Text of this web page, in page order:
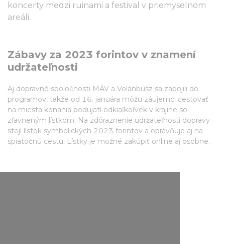
koncerty medzi ruinami a festival v priemyselnom
areáli.
Zábavy za 2023 forintov v znamení
udržateľnosti
Aj dopravné spoločnosti MÁV a Volánbusz sa zapojili do
programov, takže od 16. januára môžu záujemci cestovať
na miesta konania podujatí odkiaľkoľvek v krajine so
zľavneným lístkom. Na zdôraznenie udržateľnosti dopravy
stojí lístok symbolických 2023 forintov a oprávňuje aj na
spiatočnú cestu. Lístky je možné zakúpiť online aj osobne.